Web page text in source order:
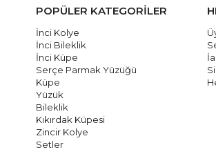
POPÜLER KATEGORİLER
İnci Kolye
İnci Bileklik
İnci Küpe
Serçe Parmak Yüzüğü
Küpe
Yüzük
Bileklik
Kıkırdak Küpesi
Zincir Kolye
Setler